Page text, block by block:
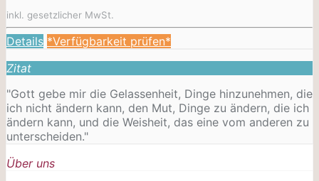
inkl. gesetzlicher MwSt.
Details *Verfügbarkeit prüfen*
Zitat
"Gott gebe mir die Gelassenheit, Dinge hinzunehmen, die
ich nicht ändern kann, den Mut, Dinge zu ändern, die ich
ändern kann, und die Weisheit, das eine vom anderen zu
unterscheiden."
Über uns